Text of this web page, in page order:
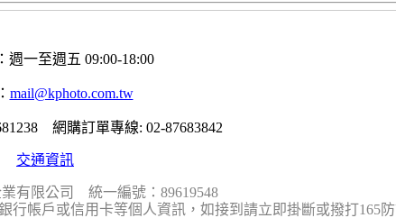
週一至週五 09:00-18:00
mail@kphoto.com.tw
網購訂單專線: 02-87683842
交通資訊
有限公司 統一編號：89619548
行帳戶或信用卡等個人資訊，如接到請立即掛斷或撥打165